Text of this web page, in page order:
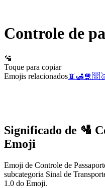
Controle de
🛂
Toque para copiar
Emojis relacionados📵 🛃🛅 🈺
Significado de 🛂
Emoji
Emoji de Controle de
subcategoria Sinal de
1.0 do Emoji.